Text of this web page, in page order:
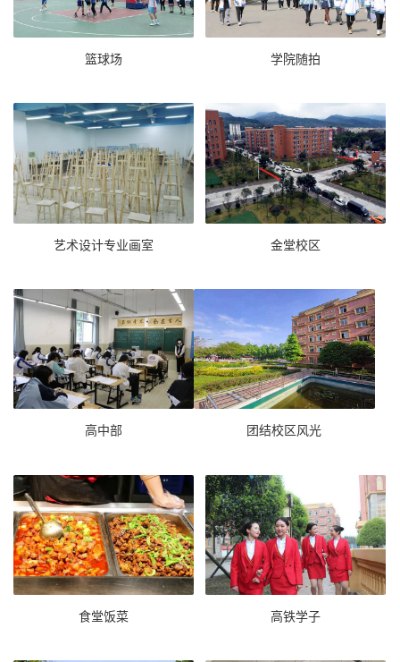
篮球场 学院随拍
艺术设计专业画室 金堂校区
高中部 团结校区风光
食堂饭菜 高铁学子